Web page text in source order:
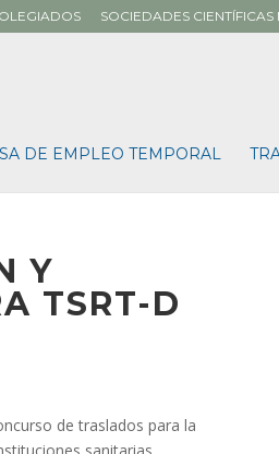
SOCIEDADES CIENTÍFICAS
DE EMPLEO TEMPORAL
Y
TSRT-D
de traslados para la